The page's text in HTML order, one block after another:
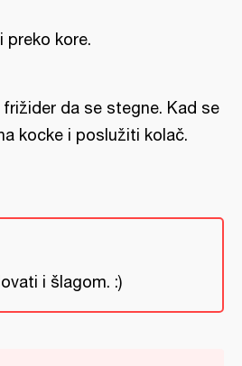
preko kore.
da se stegne. Kad se
kocke i poslužiti kolač.
i šlagom. :)